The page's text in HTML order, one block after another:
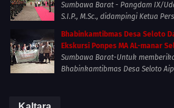
Sumbawa Barat - Pangdam IX/
S.I.P., M.Sc., didampingi Ketua
Bhabinkamtibmas Desa Seloto
Ekskursi Ponpes MA AL-manar
Sumbawa Barat-Untuk
Bhabinkamtibmas Desa Seloto